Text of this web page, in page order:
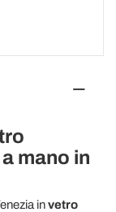
mano in
invetro